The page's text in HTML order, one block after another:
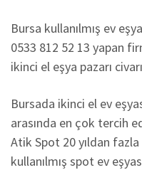
Bursa kullanılmış ev
0533 812 52 13 yapan
ikinci el eşya pazarı
Bursada ikinci el ev
arasında en çok tercih
Atik Spot 20 yıldan
kullanılmış spot ev